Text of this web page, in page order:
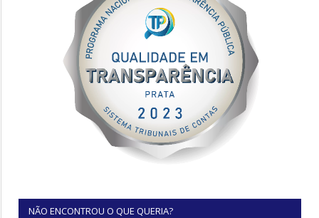
NÃO ENCONTROU O QUE QUERIA?